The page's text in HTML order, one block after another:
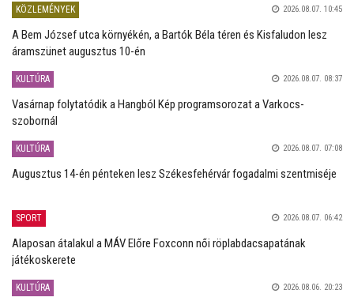
KÖZLEMÉNYEK 2026.08.07. 10:45
A Bem József utca környékén, a Bartók Béla téren és Kisfaludon lesz
áramszünet augusztus 10-én
KULTÚRA 2026.08.07. 08:37
Vasárnap folytatódik a Hangból Kép programsorozat a Varkocs-
szobornál
KULTÚRA 2026.08.07. 07:08
Augusztus 14-én pénteken lesz Székesfehérvár fogadalmi szentmiséje
SPORT 2026.08.07. 06:42
Alaposan átalakul a MÁV Előre Foxconn női röplabdacsapatának
játékoskerete
KULTÚRA 2026.08.06. 20:23